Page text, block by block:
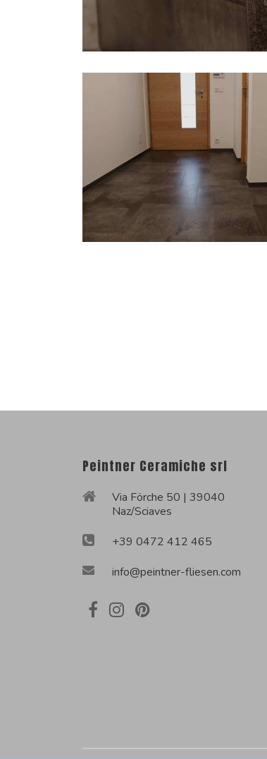
Peintner Ceramiche srl
Via Förche 50 | 39040
Naz/Sciaves
+39 0472 412 465
info@peintner-fliesen.com